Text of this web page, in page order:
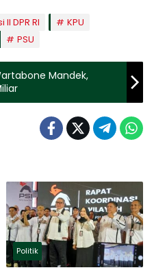
II DPR RI
KPU
PSU
Mandek,
Politik